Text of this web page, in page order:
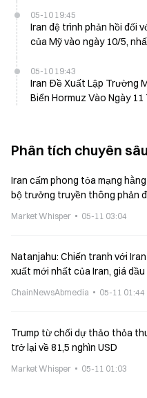
05-10 19:45
Iran đệ trình phản hồi đối
của Mỹ vào ngày 10/5,
05-10 19:43
Iran Đề Xuất Lập Trường
Biển Hormuz Vào Ngày 11
Phân tích chuyên sâu
Iran cấm phong tỏa mạng
bộ trưởng truyền thông phản
Market Whisper 05-11 03:04
Natanjahu: Chiến tranh với
xuất mới nhất của Iran, giá
ChainNewsAbmedia 05-11 01:44
Trump từ chối dự thảo thỏa
trở lại về 81,5 nghìn USD
Market Whisper 05-11 01:03